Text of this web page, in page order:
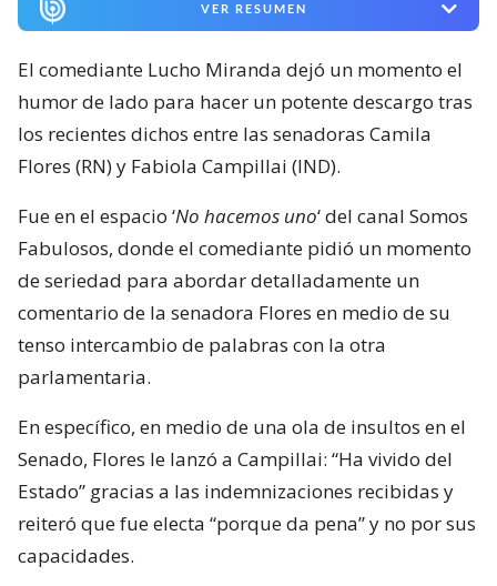
VER RESUMEN
El comediante Lucho Miranda dejó un momento el
humor de lado para hacer un potente descargo tras
los recientes dichos entre las senadoras Camila
Flores (RN) y Fabiola Campillai (IND).
Fue en el espacio ‘No hacemos uno‘ del canal Somos
Fabulosos, donde el comediante pidió un momento
de seriedad para abordar detalladamente un
comentario de la senadora Flores en medio de su
tenso intercambio de palabras con la otra
parlamentaria.
En específico, en medio de una ola de insultos en el
Senado, Flores le lanzó a Campillai: “Ha vivido del
Estado” gracias a las indemnizaciones recibidas y
reiteró que fue electa “porque da pena” y no por sus
capacidades.